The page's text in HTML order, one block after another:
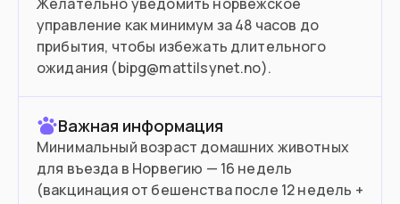
управление как минимум за 48 часов до
прибытия, чтобы избежать длительного
ожидания (bipg@mattilsynet.no).
Важная информация
Минимальный возраст домашних животных
для въезда в Норвегию — 16 недель
(вакцинация от бешенства после 12 недель +